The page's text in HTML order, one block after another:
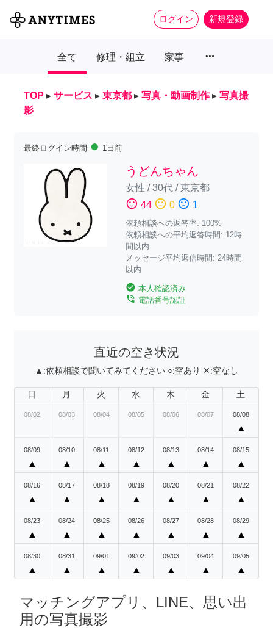
ログイン 新規登録
全て 修理・組立 家事 more_horiz
TOP ▸ サービス ▸ 東京都 ▸ 写真・動画制作 ▸ 写真撮
影
最終ログイン時間 fiber_manual_record 1日前
うどんちゃん
女性 /30代/東京都
sentiment_satisfied 44 sentiment_neutral 0 sentiment_dissatisfied 1
依頼相談への返答率: 100%
依頼相談への平均返答時間: 12時
間以内
メッセージ平均返信時間: 24時間
以内
check_circle 本人確認済み
phone_in_talk 電話番号認証
直近の空き状況
▲:依頼相談で聞いてみてください ○:空あり ✕:空なし
日 月 火 水 木 金 土
08/02 08/03 08/04 08/05 08/06 08/07 08/08
▲
08/09
▲
08/10
▲
08/11
▲
08/12
▲
08/13
▲
08/14
▲
08/15
▲
08/16
▲
08/17
▲
08/18
▲
08/19
▲
08/20
▲
08/21
▲
08/22
▲
08/23
▲
08/24
▲
08/25
▲
08/26
▲
08/27
▲
08/28
▲
08/29
▲
08/30
▲
08/31
▲
09/01
▲
09/02
▲
09/03
▲
09/04
▲
09/05
▲
マッチングアプリ、LINE、思い出
用の写真撮影